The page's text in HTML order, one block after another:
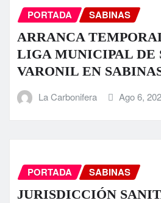
PORTADA SABINAS
ARRANCA
LIGA MUNICIPAL DE
VARONIL EN
La Carbonifera Ago 6,
PORTADA SABINAS
JURISDICCIÓN